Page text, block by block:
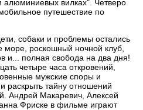
алюминиевых вилках". Четверо
путешествие по
собаки и проблемы остались
море, роскошный ночной клуб,
и... полная свобода на два дня!
четыре часа откровений,
мужские споры и
раскрыть тайну отношений
Андрей Макаревич, Алексей
Фриске в фильме играют